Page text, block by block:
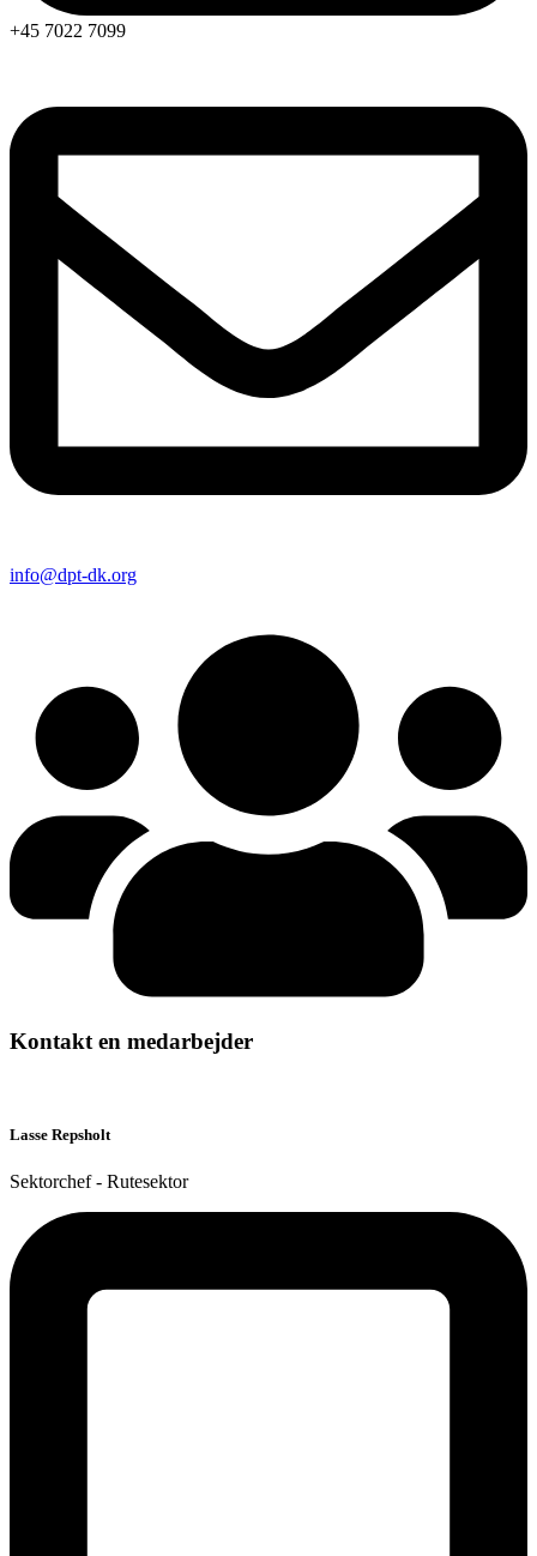
+45 7022 7099
info@dpt-dk.org
Kontakt en medarbejder
Lasse Repsholt
Sektorchef - Rutesektor